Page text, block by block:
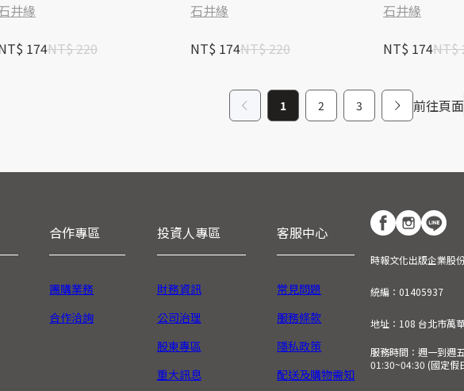
井緣
174NT$ 220
石井緣
NT$ 174NT$ 220
石井緣
NT$ 174NT$
1 2 3 前往頁面
合作專區
團購業務
合作洽詢
投資人專區
財務資訊
公司治理
股東專區
重大訊息
客服中心
常見問題
服務條款
隱私政策
配送及購物需知
時報文化出版企業股
統編：01405937
地址：108 台北市萬
服務時間：週一到週
01:30~04:30 (國定假